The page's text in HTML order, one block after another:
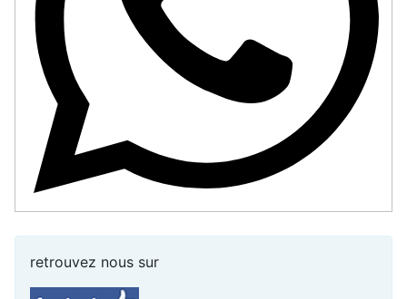
retrouvez nous sur